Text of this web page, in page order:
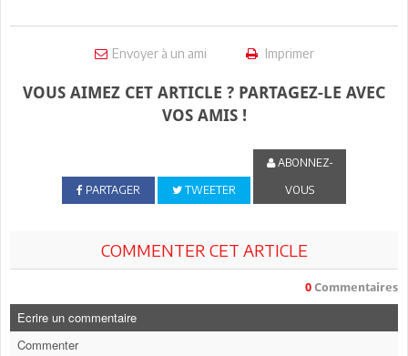
Envoyer à un ami Imprimer
VOUS AIMEZ CET ARTICLE ? PARTAGEZ-LE AVEC
VOS AMIS !
PARTAGER TWEETER
ABONNEZ-
VOUS
COMMENTER CET ARTICLE
0 Commentaires
Ecrire un commentaire
Commenter